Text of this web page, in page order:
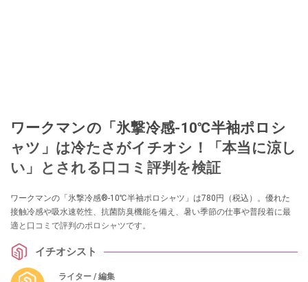
ワークマンの「氷撃冷感-10℃半袖ポロシ
ャツ」は冷たさがイチオシ！「本当に涼し
い」とされる口コミ評判を検証
ワークマンの「氷撃冷感®-10℃半袖ポロシャツ」は780円（税込）。優れた
接触冷感や吸水速乾性、抗菌防臭機能を備え、暑い季節の仕事や普段着に最
適と口コミで評判のポロシャツです。
イチオシスト
ライター / 編集